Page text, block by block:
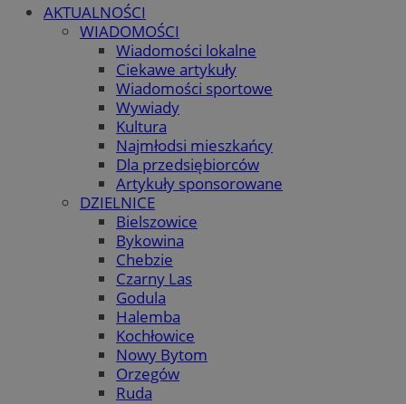
AKTUALNOŚCI
WIADOMOŚCI
Wiadomości lokalne
Ciekawe artykuły
Wiadomości sportowe
Wywiady
Kultura
Najmłodsi mieszkańcy
Dla przedsiębiorców
Artykuły sponsorowane
DZIELNICE
Bielszowice
Bykowina
Chebzie
Czarny Las
Godula
Halemba
Kochłowice
Nowy Bytom
Orzegów
Ruda